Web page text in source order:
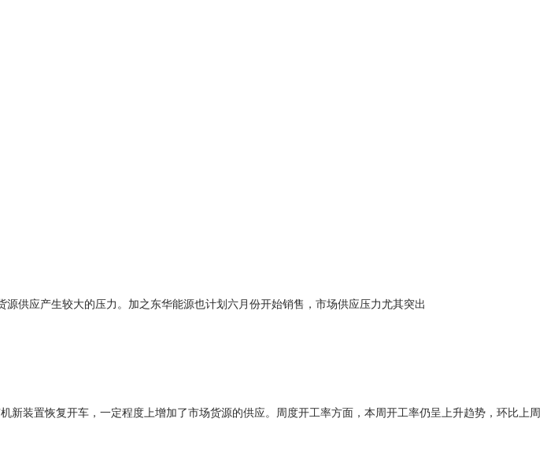
供应产生较大的压力。加之东华能源也计划六月份开始销售，市场供应压力尤其突出
装置恢复开车，一定程度上增加了市场货源的供应。周度开工率方面，本周开工率仍呈上升趋势，环比上周